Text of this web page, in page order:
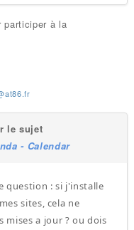
participer à la
le sujet
- Calendar
question : si j'installe
sites, cela ne
mises a jour ? ou dois